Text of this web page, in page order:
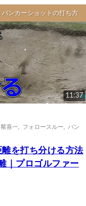
バンカーショットの打ち方
11:37
觜喜一 フォロースルー
バン
を打ち分ける方法
｜プロゴルファー